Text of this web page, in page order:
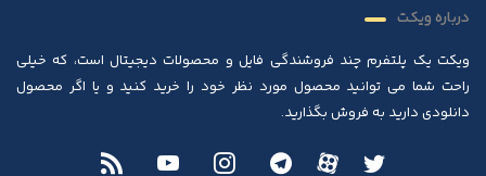
درباره ویکت
ویکت یک پلتفرم چند فروشندگی فایل و محصولات دیجیتال است، که خیلی
راحت شما می توانید محصول مورد نظر خود را خرید کنید و یا اگر محصول
دانلودی دارید به فروش بگذارید.